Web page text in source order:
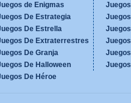
de Enigmas
De Estrategia
De Estrella
De Extraterrestres
De Granja
De Halloween
De Héroe